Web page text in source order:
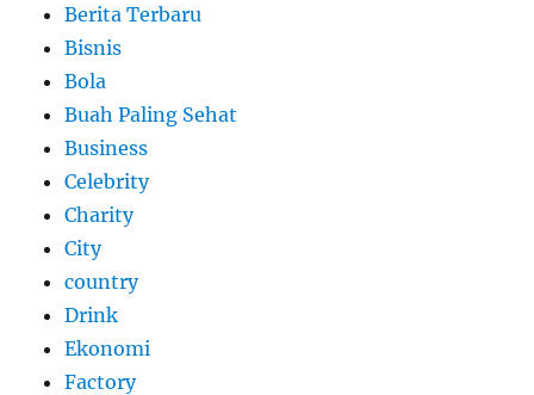
Berita Terbaru
Bisnis
Bola
Buah Paling Sehat
Business
Celebrity
Charity
City
country
Drink
Ekonomi
Factory